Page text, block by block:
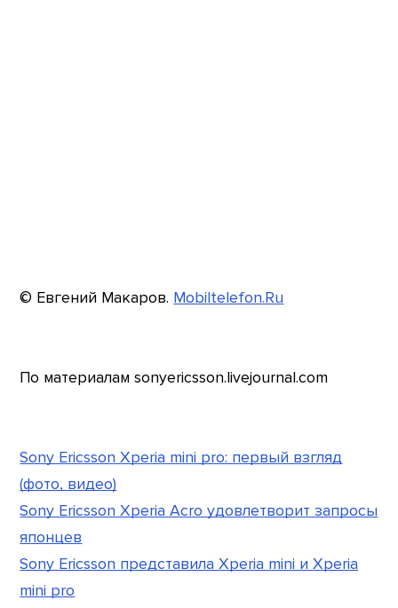
© Евгений Макаров. Mobiltelefon.Ru
По материалам sonyericsson.livejournal.com
Sony Ericsson Xperia mini pro: первый взгляд
(фото, видео)
Sony Ericsson Xperia Acro удовлетворит запросы
японцев
Sony Ericsson представила Xperia mini и Xperia
mini pro